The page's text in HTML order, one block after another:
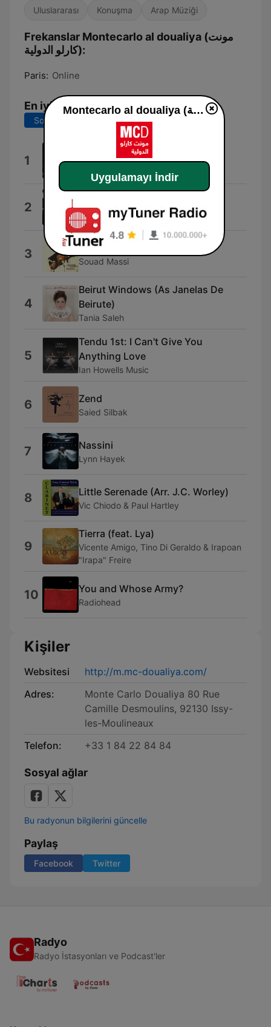
Uluslararası Konuşma Arap Müziği
Frekanslar Montecarlo al doualiya (مونت
كارلو الدولية):
Paris: Online
En iyi şarkılar
Son 7 gün Son 30 gün
1 Texas Bolero
Mathias Duplessy & Mukhtiyar Ali
2 Joseph Attieh
3 Hayati
Souad Massi
4
Beirut Windows (As Janelas De
Beirute)
Tania Saleh
5
Tendu 1st: I Can't Give You
Anything Love
Ian Howells Music
6 Zend
Saied Silbak
7 Nassini
Lynn Hayek
8 Little Serenade (Arr. J.C. Worley)
Vic Chiodo & Paul Hartley
9
Tierra (feat. Lya)
Vicente Amigo, Tino Di Geraldo & Irapoan
"Irapa" Freire
10 You and Whose Army?
Radiohead
Kişiler
Websitesi
http://m.mc-doualiya.com/
Adres:
Monte Carlo Doualiya 80 Rue
Camille Desmoulins, 92130 Issy-
les-Moulineaux
Telefon:
+33 1 84 22 84 84
Sosyal ağlar
Bu radyonun bilgilerini güncelle
Paylaş
Facebook Twitter
Radyo
Radyo İstasyonları ve Podcast'ler
Montecarlo al doualiya (مونت كارلو الدولية) dinle
Uygulamayı İndir